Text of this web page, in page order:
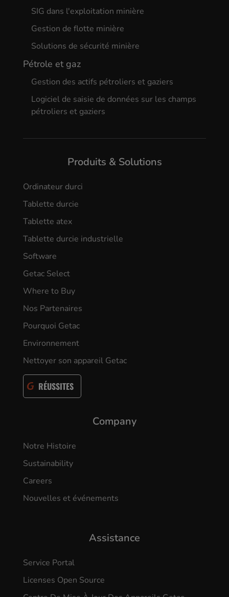
SIG dans l'exploitation minière
Gestion de flotte minière
Solutions de sécurité minière
Pétrole et gaz
Gestion des actifs pétroliers et gaziers
Logiciel de saisie de données sur les champs
pétroliers et gaziers
Produits & Solutions
Ordinateur durci
Tablette durcie
Tablette atex
Tablette durcie industrielle
Software
Getac Select
Where to Buy
Nos Partenaires
Pourquoi Getac
Environnement
Nettoyer son appareil Getac
RÉUSSITES
Company
Notre Histoire
Sustainability
Careers
Nouvelles et événements
Assistance
Service Portal
Licenses Open Source